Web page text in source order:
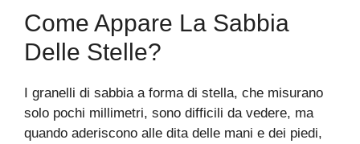
Come Appare La Sabbia
Delle Stelle?
I granelli di sabbia a forma di stella, che misurano
solo pochi millimetri, sono difficili da vedere, ma
quando aderiscono alle dita delle mani e dei piedi,